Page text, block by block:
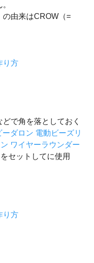
の由来はCROW（=
り方
で角を落としておく
ーダロン 電動ビーズリ
ワイヤーラウンダー
をセットしてに使用
り方